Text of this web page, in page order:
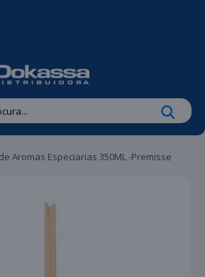
Aromas Especiarias 350ML -Premisse